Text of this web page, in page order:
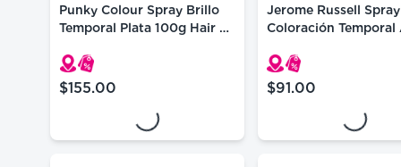
Punky Colour Spray Brillo
Temporal Plata 100g Hair &
$155.00
precio actual $155.00
Loading...
Jerome Russell Spray
Coloración Temporal
$91.00
precio actual
Loading...